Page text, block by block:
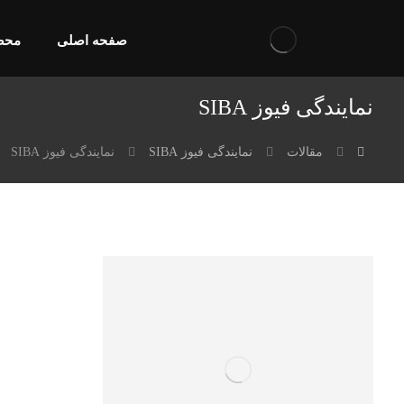
صفحه اصلی
نمایندگی فیوز SIBA
مقالات نمایندگی فیوز SIBA نمایندگی فیوز SIBA